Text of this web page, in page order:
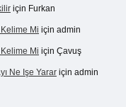
için Furkan
Mi için admin
Mi için Çavuş
Ne Işe Yarar için admin